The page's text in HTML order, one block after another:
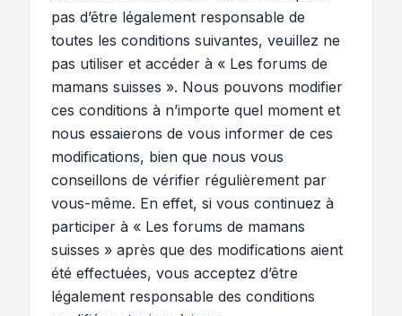
pas d’être légalement responsable de
toutes les conditions suivantes, veuillez ne
pas utiliser et accéder à « Les forums de
mamans suisses ». Nous pouvons modifier
ces conditions à n’importe quel moment et
nous essaierons de vous informer de ces
modifications, bien que nous vous
conseillons de vérifier régulièrement par
vous-même. En effet, si vous continuez à
participer à « Les forums de mamans
suisses » après que des modifications aient
été effectuées, vous acceptez d’être
légalement responsable des conditions